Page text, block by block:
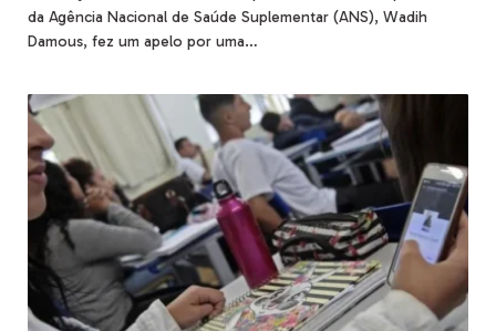
da Agência Nacional de Saúde Suplementar (ANS), Wadih
Damous, fez um apelo por uma…